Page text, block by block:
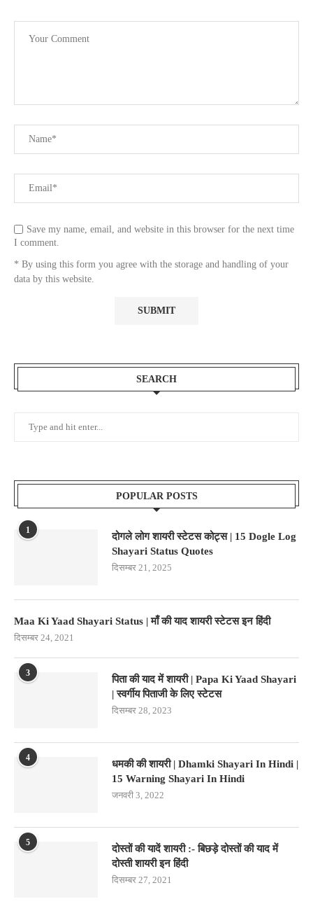
Save my name, email, and website in this browser for the next time
I comment.
* By using this form you agree with the storage and handling of your
data by this website.
SEARCH
POPULAR POSTS
1
दोगले लोग शायरी स्टेटस कोट्स | 15 Dogle Log
Shayari Status Quotes
दिसम्बर 21, 2025
Maa Ki Yaad Shayari Status | माँ की याद शायरी स्टेटस इन हिंदी
दिसम्बर 24, 2021
3
पिता की याद में शायरी | Papa Ki Yaad Shayari
| स्वर्गीय पिताजी के लिए स्टेटस
दिसम्बर 28, 2023
4
धमकी की शायरी | Dhamki Shayari In Hindi |
15 Warning Shayari In Hindi
जनवरी 3, 2022
5
दोस्तों की यादें शायरी :- बिछड़े दोस्तों की याद में
दोस्ती शायरी इन हिंदी
दिसम्बर 27, 2021